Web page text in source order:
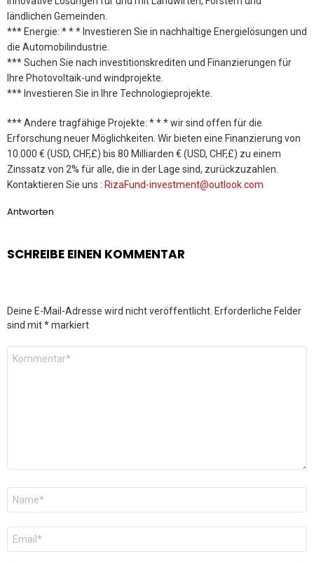
ländlichen Gemeinden.
*** Energie: * * * Investieren Sie in nachhaltige Energielösungen und
die Automobilindustrie.
*** Suchen Sie nach investitionskrediten und Finanzierungen für
Ihre Photovoltaik-und windprojekte.
*** Investieren Sie in Ihre Technologieprojekte.
*** Andere tragfähige Projekte: * * * wir sind offen für die
Erforschung neuer Möglichkeiten. Wir bieten eine Finanzierung von
10.000 € (USD, CHF,£) bis 80 Milliarden € (USD, CHF,£) zu einem
Zinssatz von 2% für alle, die in der Lage sind, zurückzuzahlen.
Kontaktieren Sie uns : RizaFund-investment@outlook.com
Antworten
SCHREIBE EINEN KOMMENTAR
Deine E-Mail-Adresse wird nicht veröffentlicht. Erforderliche Felder
sind mit*markiert
Kommentar
Name
E-
Mail
*